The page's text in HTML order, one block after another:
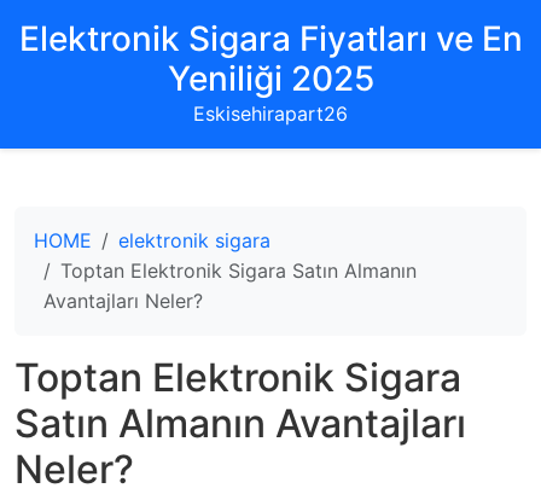
Elektronik Sigara Fiyatları ve En
Yeniliği 2025
Eskisehirapart26
HOME
elektronik sigara
Toptan Elektronik Sigara Satın Almanın
Avantajları Neler?
Toptan Elektronik Sigara
Satın Almanın Avantajları
Neler?